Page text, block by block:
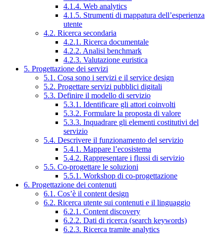
4.1.4. Web analytics
4.1.5. Strumenti di mappatura dell’esperienza
utente
4.2. Ricerca secondaria
4.2.1. Ricerca documentale
4.2.2. Analisi benchmark
4.2.3. Valutazione euristica
5. Progettazione dei servizi
5.1. Cosa sono i servizi e il service design
5.2. Progettare servizi pubblici digitali
5.3. Definire il modello di servizio
5.3.1. Identificare gli attori coinvolti
5.3.2. Formulare la proposta di valore
5.3.3. Inquadrare gli elementi costitutivi del
servizio
5.4. Descrivere il funzionamento del servizio
5.4.1. Mappare l’ecosistema
5.4.2. Rappresentare i flussi di servizio
5.5. Co-progettare le soluzioni
5.5.1. Workshop di co-progettazione
6. Progettazione dei contenuti
6.1. Cos’è il content design
6.2. Ricerca utente sui contenuti e il linguaggio
6.2.1. Content discovery
6.2.2. Dati di ricerca (search keywords)
6.2.3. Ricerca tramite analytics